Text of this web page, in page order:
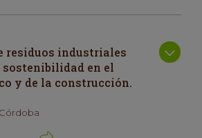
residuos industriales
en el
y de la construcción.